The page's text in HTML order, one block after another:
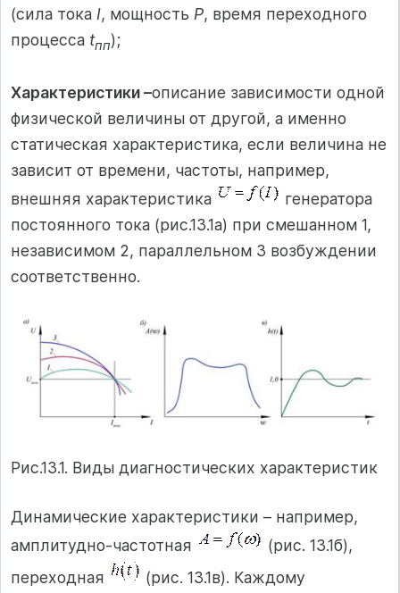
(сила тока I, мощность P, время переходного
процесса tпп);
Характеристики –описание зависимости одной
физической величины от другой, а именно
статическая характеристика, если величина не
зависит от времени, частоты, например,
внешняя характеристика
генератора
постоянного тока (рис.13.1а) при смешанном 1,
независимом 2, параллельном 3 возбуждении
соответственно.
Рис.13.1. Виды диагностических характеристик
Динамические характеристики – например,
амплитудно-частотная
(рис. 13.1б),
переходная
(рис. 13.1в). Каждому